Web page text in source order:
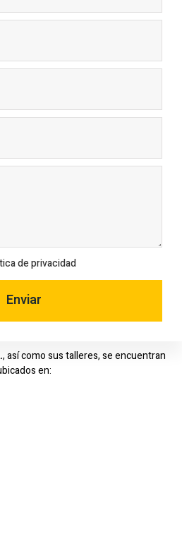
de privacidad
Enviar
, así como sus talleres, se encuentran
en: